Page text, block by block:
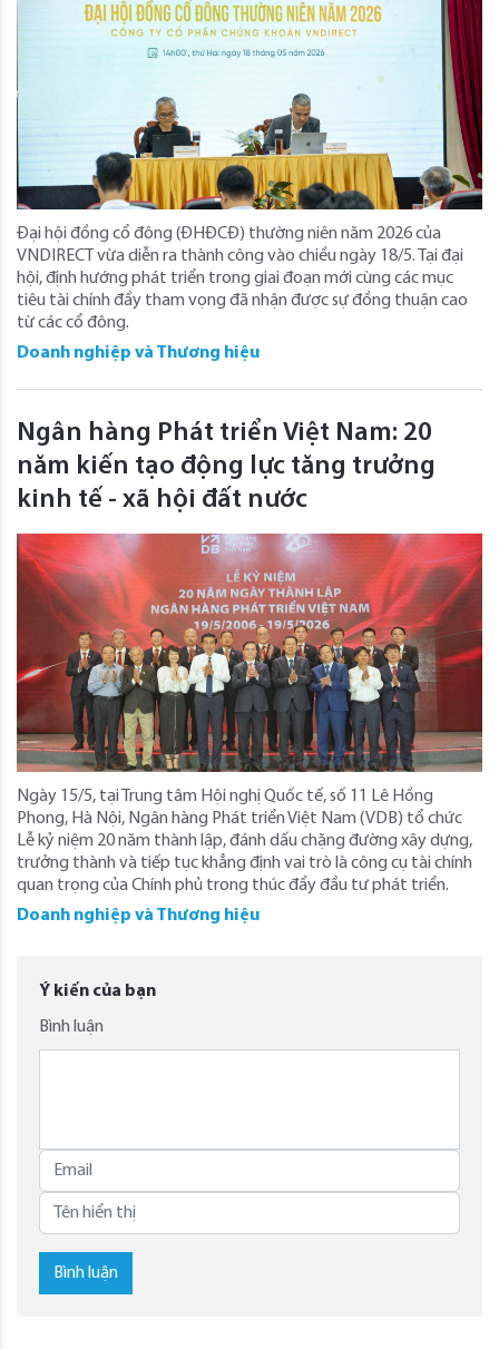
Đại hội đồng cổ đông (ĐHĐCĐ) thường niên năm 2026 của
VNDIRECT vừa diễn ra thành công vào chiều ngày 18/5. Tại đại
hội, định hướng phát triển trong giai đoạn mới cùng các mục
tiêu tài chính đầy tham vọng đã nhận được sự đồng thuận cao
từ các cổ đông.
Doanh nghiệp và Thương hiệu
Ngân hàng Phát triển Việt Nam: 20
năm kiến tạo động lực tăng trưởng
kinh tế - xã hội đất nước
Ngày 15/5, tại Trung tâm Hội nghị Quốc tế, số 11 Lê Hồng
Phong, Hà Nội, Ngân hàng Phát triển Việt Nam (VDB) tổ chức
Lễ kỷ niệm 20 năm thành lập, đánh dấu chặng đường xây dựng,
trưởng thành và tiếp tục khẳng định vai trò là công cụ tài chính
quan trọng của Chính phủ trong thúc đẩy đầu tư phát triển.
Doanh nghiệp và Thương hiệu
Ý kiến của bạn
Bình luận
Bình luận